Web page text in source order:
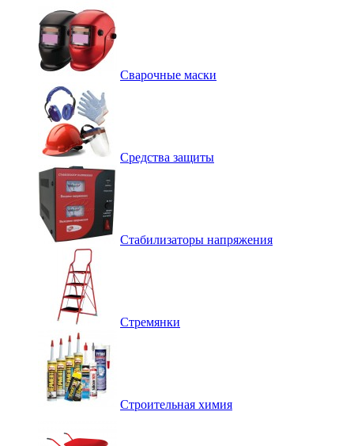
Сварочные маски
Средства защиты
Стабилизаторы напряжения
Стремянки
Строительная химия